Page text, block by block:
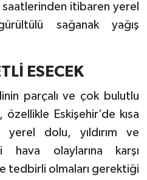
itibaren yerel
sağanak yağış
ESECEK
parçalı ve çok bulutlu
Eskişehir’de kısa
yerel dolu, yıldırım ve
olaylarına karşı
tedbirli olmaları gerektiği